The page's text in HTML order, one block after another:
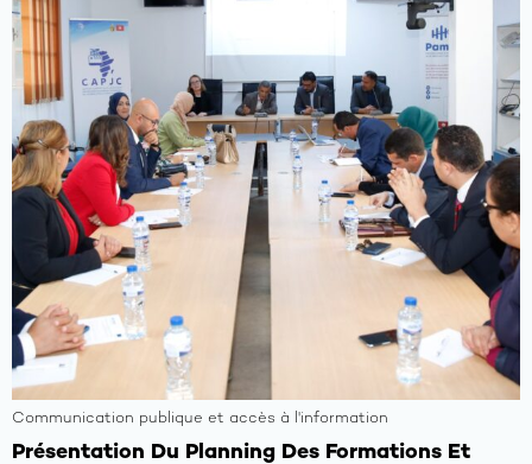
Galerie
Communication publique et accès à l'information
Présentation Du Planning Des Formations Et